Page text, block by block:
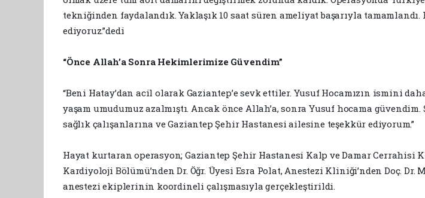
tekniğinden faydalandık. Yaklaşık 10 saat süren ameliyat başarıyla tamamlandı.
ediyoruz.”dedi
“Önce Allah’a Sonra Hekimlerimize Güvendim”
“Beni Hatay’dan acil olarak Gaziantep’e sevk ettiler. Yusuf Hocamızın ismini
yaşam umudumuz azalmıştı. Ancak önce Allah’a, sonra Yusuf hocama
sağlık çalışanlarına ve Gaziantep Şehir Hastanesi ailesine teşekkür ediyorum.”
Hayat kurtaran operasyon; Gaziantep Şehir Hastanesi Kalp ve Damar Cerrahisi
Kardiyoloji Bölümü’nden Dr. Öğr. Üyesi Esra Polat, Anestezi Kliniği’nden Doç.
anestezi ekiplerinin koordineli çalışmasıyla gerçekleştirildi.